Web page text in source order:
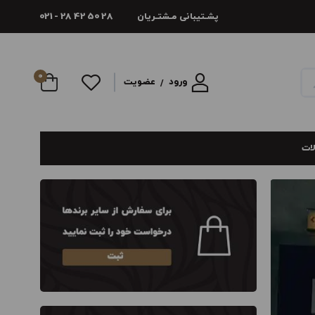
پشـتیبانی مـشتـریان 021 - 28 42 50 28
ورود / عضویت 0